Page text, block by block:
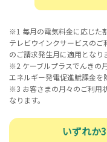
※1 毎月の電気料金に応じた
テレビウインクサービスのご
のご請求発生月に適用となり
※2 ケーブルプラスでんきの
エネルギー発電促進賦課金を
※3 お客さまの月々のご利用
なります。
いずれか